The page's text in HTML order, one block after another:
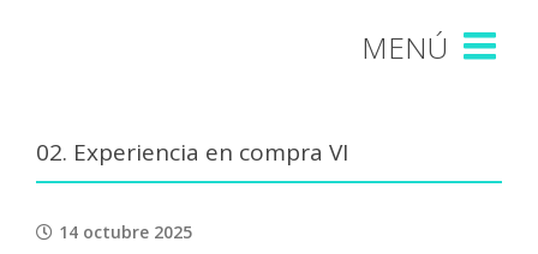
02. Experiencia en compra VI
14 octubre 2025